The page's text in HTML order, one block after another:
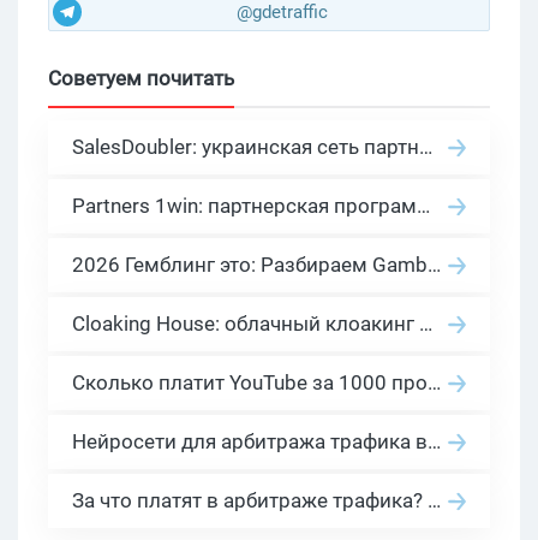
@gdetraffic
Советуем почитать
SalesDoubler: украинская сеть партнерских программ с оплатой за действие
Partners 1win: партнерская программа казино в нише гемблинг арбитраж
2026 Гемблинг это: Разбираем Gambling вертикаль, и все что связано с гемблинг и беттинг офферами
Cloaking House: облачный клоакинг для фильтрации ботов FB и Google Ads — гайд PHP-интеграции 2026
Сколько платит YouTube за 1000 просмотров в 2026: реальные цифры от 0.5 до 36 USD по ГЕО
Нейросети для арбитража трафика в 2026: инструменты, кейсы и AI-медиабайеры
За что платят в арбитраже трафика? 30 моделей оплаты в бурж и СНГ партнерках